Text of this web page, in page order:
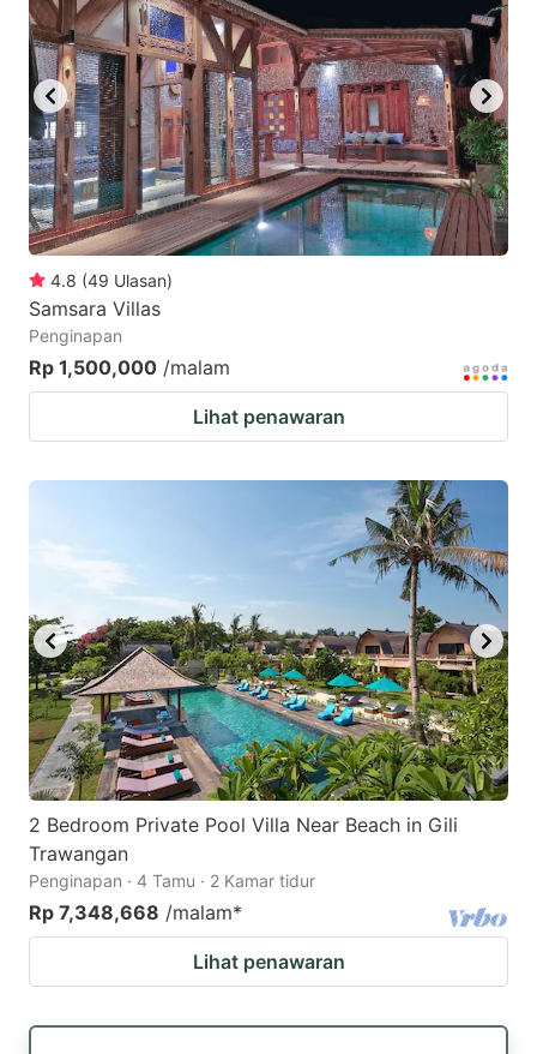
4.8 (49 Ulasan)
Samsara Villas
Penginapan
Rp 1,500,000 /malam
Lihat penawaran
2 Bedroom Private Pool Villa Near Beach in Gili
Trawangan
Penginapan · 4 Tamu · 2 Kamar tidur
Rp 7,348,668 /malam*
Lihat penawaran